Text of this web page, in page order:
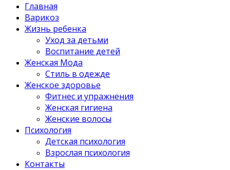
Главная
Варикоз
Жизнь ребенка
Уход за детьми
Воспитание детей
Женская Мода
Стиль в одежде
Женское здоровье
Фитнес и упражнения
Женская гигиена
Женские волосы
Психология
Детская психология
Взрослая психология
Контакты